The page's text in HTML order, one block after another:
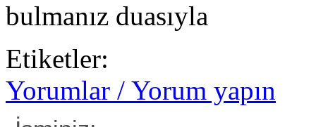
bulmanız duasıyla
Etiketler:
Yorumlar / Yorum yapın